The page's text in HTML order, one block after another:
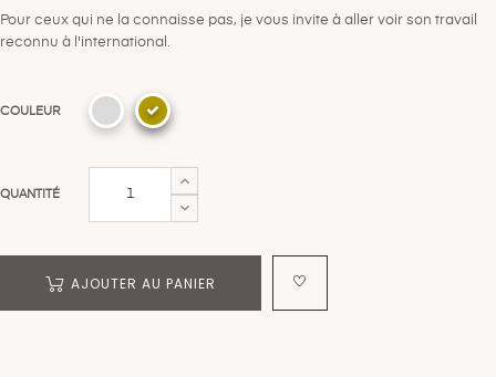
Pour ceux qui ne la connaisse pas, je vous invite à aller voir son travail
reconnu à l'international.
COULEUR
QUANTITÉ
AJOUTER AU PANIER